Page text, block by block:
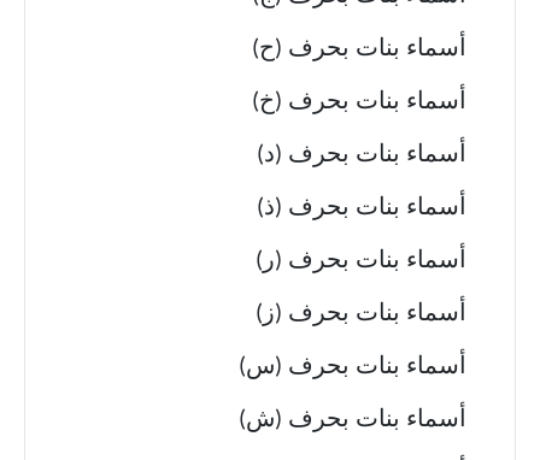
أسماء بنات بحرف (ح)
أسماء بنات بحرف (خ)
أسماء بنات بحرف (د)
أسماء بنات بحرف (ذ)
أسماء بنات بحرف (ر)
أسماء بنات بحرف (ز)
أسماء بنات بحرف (س)
أسماء بنات بحرف (ش)